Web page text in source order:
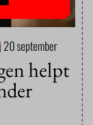
20 september
helpt